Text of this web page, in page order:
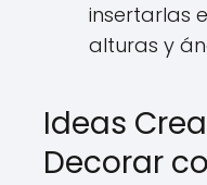
insertarlas
alturas y
Ideas
Decorar